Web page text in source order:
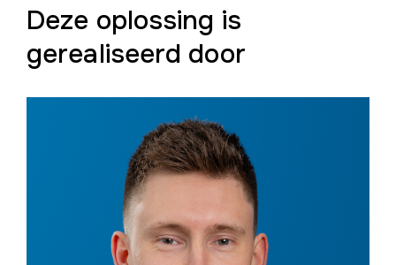
Deze oplossing is
gerealiseerd door